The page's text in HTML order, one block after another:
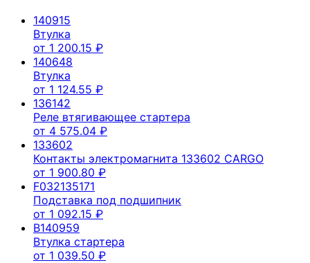
140915
Втулка
от 1 200.15 ₽
140648
Втулка
от 1 124.55 ₽
136142
Реле втягивающее стартера
от 4 575.04 ₽
133602
Контакты электромагнита 133602 CARGO
от 1 900.80 ₽
F032135171
Подставка под подшипник
от 1 092.15 ₽
B140959
Втулка стартера
от 1 039.50 ₽